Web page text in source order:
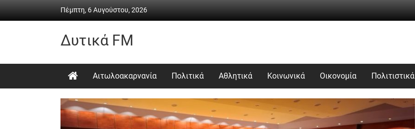
Πέμπτη, 6 Αυγούστου, 2026
Δυτικά FM
Καθημερινή
&
ψυχαγωγία
Αιτωλοακαρνανία Πολιτικά Αθλητικά Κοινωνικά Οικονομία Πολιτιστικά